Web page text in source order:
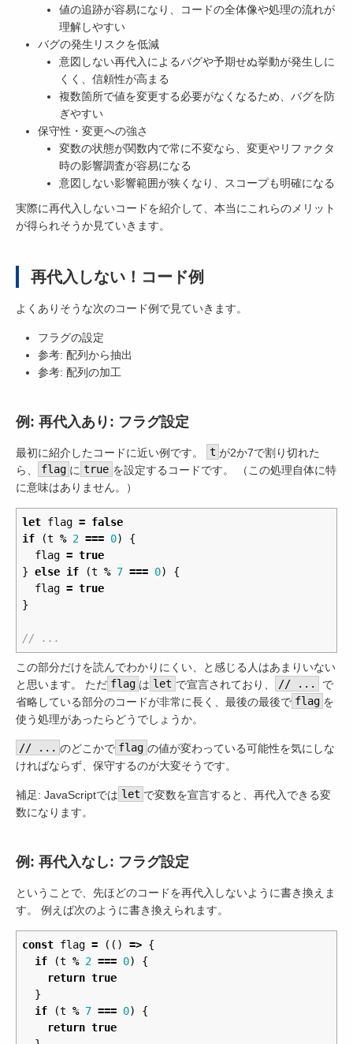
値の追跡が容易になり、コードの全体像や処理の流れが
理解しやすい
バグの発生リスクを低減
意図しない再代入によるバグや予期せぬ挙動が発生しに
くく、信頼性が高まる
複数箇所で値を変更する必要がなくなるため、バグを防
ぎやすい
保守性・変更への強さ
変数の状態が関数内で常に不変なら、変更やリファクタ
時の影響調査が容易になる
意図しない影響範囲が狭くなり、スコープも明確になる
実際に再代入しないコードを紹介して、本当にこれらのメリット
が得られそうか見ていきます。
再代入しない！コード例
よくありそうな次のコード例で見ていきます。
フラグの設定
参考: 配列から抽出
参考: 配列の加工
例: 再代入あり: フラグ設定
最初に紹介したコードに近い例です。 t が2か7で割り切れた
ら、
flag に true を設定するコードです。 （この処理自体に特
に意味はありません。）
let flag = false
if
(t % 2 === 0)
{
flag = true
} else if (t % 7 === 0)
{
flag = true
}
// ...
この部分だけを読んでわかりにくい、と感じる人はあまりいない
と思います。 ただ flag は let で宣言されており、 // ...
で
省略している部分のコードが非常に長く、最後の最後で flag を
使う処理があったらどうでしょうか。
// ... のどこかで flag の値が変わっている可能性を気にしな
ければならず、保守するのが大変そうです。
補足: JavaScriptでは let で変数を宣言すると、再代入できる変
数になります。
例: 再代入なし: フラグ設定
ということで、先ほどのコードを再代入しないように書き換えま
す。 例えば次のように書き換えられます。
const flag = (() => {
if
(t % 2 === 0)
{
return true
}
if
(t % 7 === 0)
{
return true